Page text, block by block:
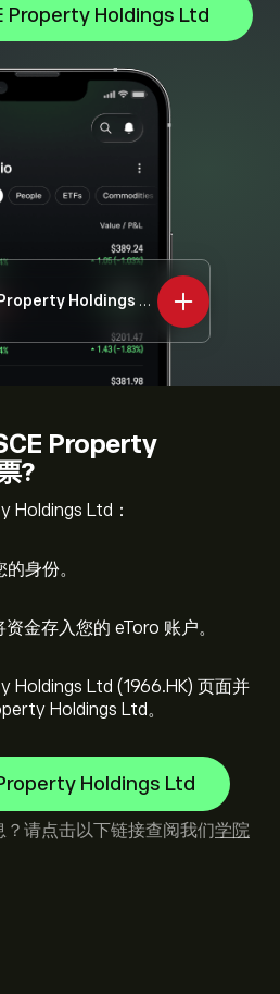
Property Holdings Ltd
China SCE Property Holdings Ltd 1966.HK
Property
?
Holdings Ltd：
身份。
金存入您的 eToro 账户。
Holdings Ltd (1966.HK) 页面并
Holdings Ltd。
Holdings Ltd
请点击以下链接查阅我们学院